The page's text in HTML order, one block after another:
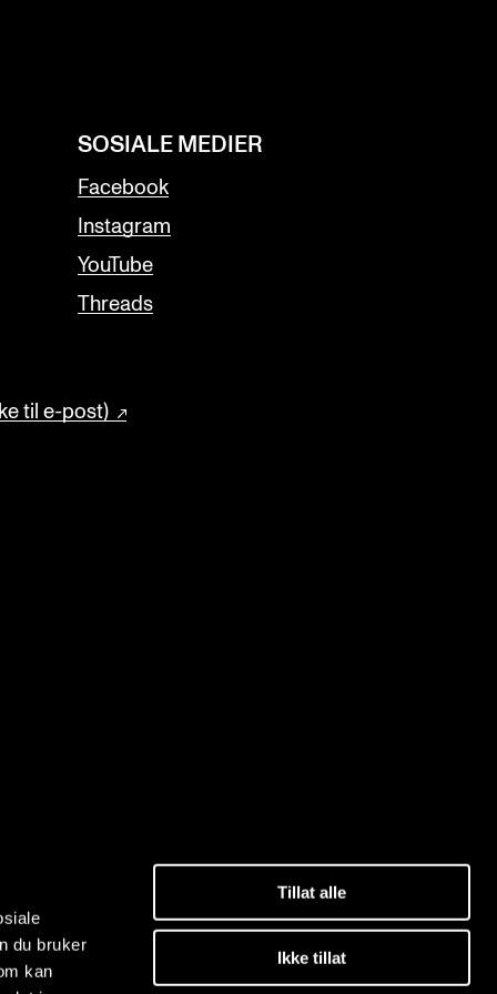
du bruker
kan
Tillat alle
Ikke tillat
til e-post)
SOSIALE MEDIER
Facebook
Instagram
YouTube
Threads